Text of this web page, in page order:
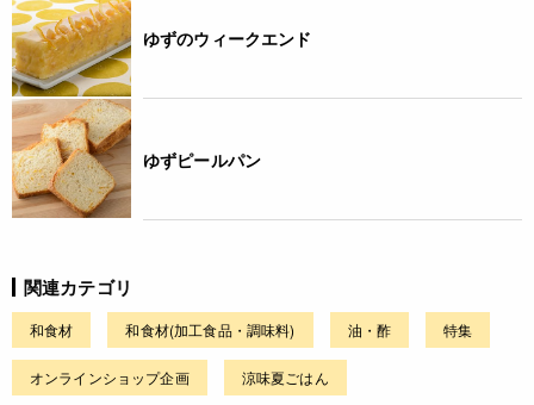
ゆずのウィークエンド
ゆずピールパン
関連カテゴリ
和食材 和食材(加工食品・調味料) 油・酢 特集
オンラインショップ企画 涼味夏ごはん